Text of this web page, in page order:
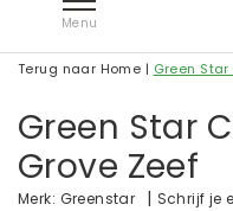
Menu
Terug naar Home | Green
Green Star
Grove Zeef
Merk: Greenstar | Schrijf je